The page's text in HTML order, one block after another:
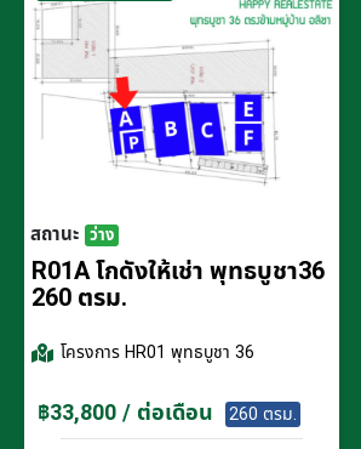
สถานะ ว่าง
R01A โกดังให้เช่า พุทธบูชา36
260 ตรม.
โครงการHR01 พุทธบูชา 36
฿33,800 / ต่อเดือน 260 ตรม.